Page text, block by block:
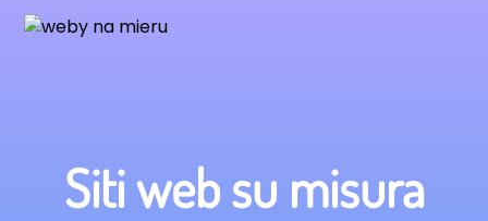
Siti web su misura